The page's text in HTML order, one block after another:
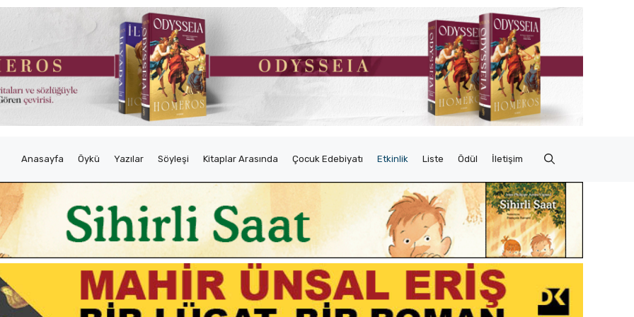
Anasayfa Öykü Yazılar Söyleşi Kitaplar Arasında Çocuk Edebiyatı Etkinlik Liste Ödül İletişim